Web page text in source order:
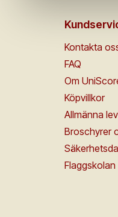
Kontakta
FAQ
Om
Köpvillkor
Allmänna
Broschyrer
Flaggskolan